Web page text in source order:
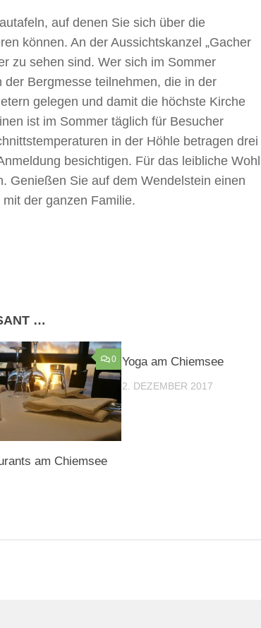
auf denen Sie sich über die
können. An der Aussichtskanzel „Gacher
zu sehen sind. Wer sich im Sommer
Bergmesse teilnehmen, die in der
gelegen und damit die höchste Kirche
ist im Sommer täglich für Besucher
in der Höhle betragen drei
besichtigen. Für das leibliche Wohl
Genießen Sie auf dem Wendelstein einen
der ganzen Familie.
…
0
am Chiemsee
Yoga am Chiemsee
2. DEZEMBER 2017